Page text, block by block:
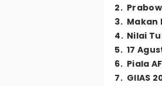
2.
3. Makan
4. Nilai
5. 17
6. Piala
7. GIIAS